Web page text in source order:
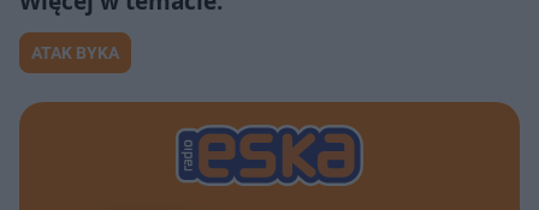
ATAK BYKA